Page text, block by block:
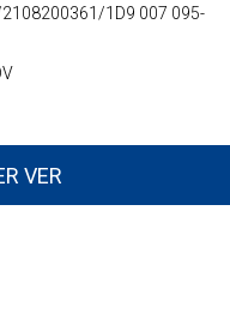
1D9 007 095-
VER